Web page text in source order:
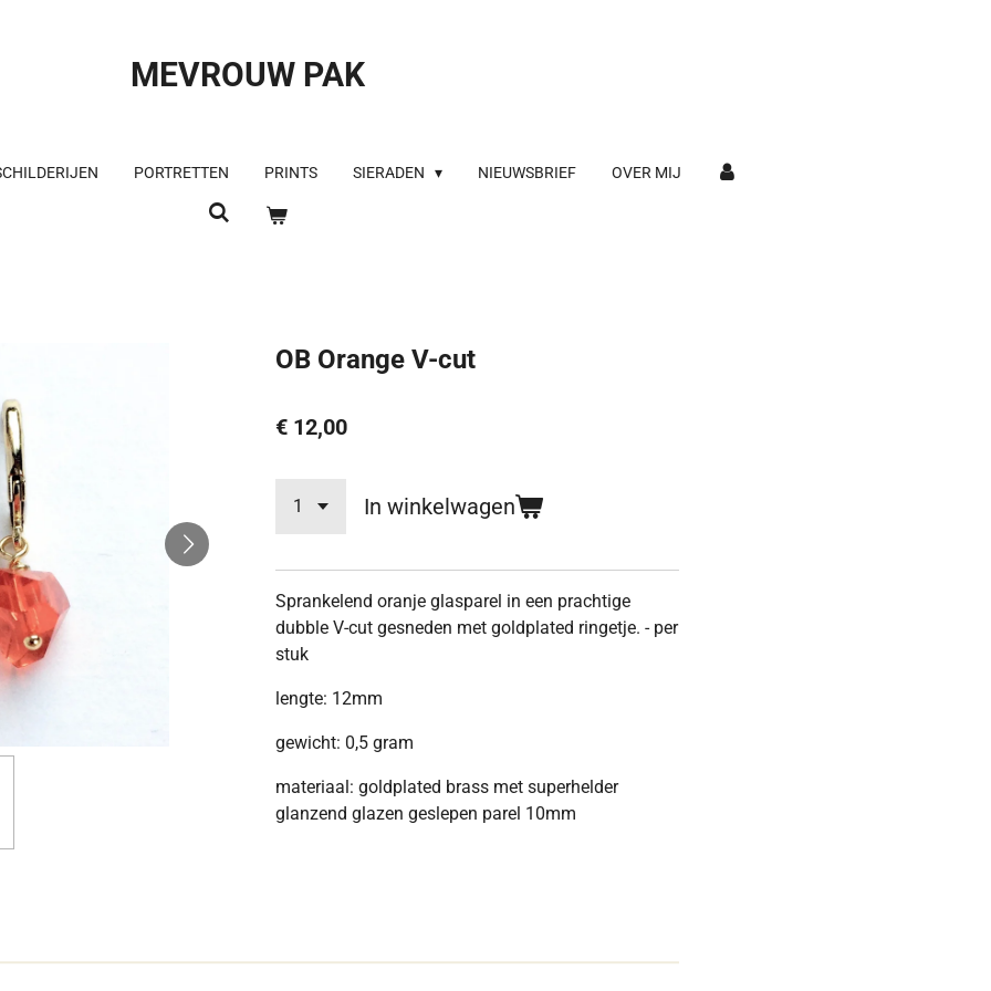
MEVROUW PAK
PORTRETTEN PRINTS SIERADEN NIEUWSBRIEF OVER MIJ
OB Orange V-cut
€ 12,00
In winkelwagen
Sprankelend oranje glasparel in een prachtige
dubble V-cut gesneden met goldplated ringetje. - per
stuk
lengte: 12mm
gewicht: 0,5 gram
materiaal: goldplated brass met superhelder
glanzend glazen geslepen parel 10mm